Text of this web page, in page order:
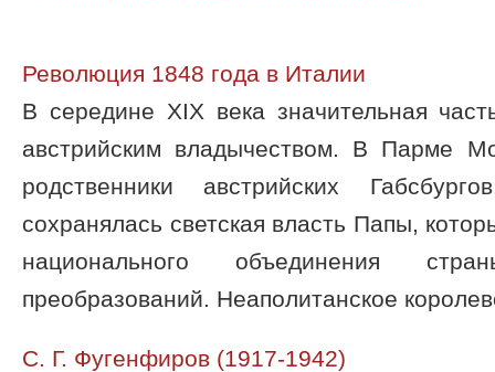
Революция 1848 года в Италии
В середине XIX века значительная
австрийским владычеством. В Парме
родственники австрийских
сохранялась светская власть Папы,
национального объединения
преобразований. Неаполитанское
С. Г. Фугенфиров (1917-1942)